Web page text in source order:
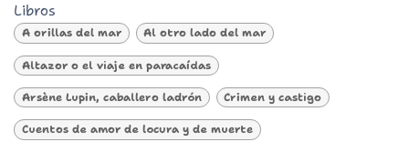
Libros
A orillas del mar Al otro lado del mar
Altazor o el viaje en paracaídas
Arsène Lupin, caballero ladrón Crimen y castigo
Cuentos de amor de locura y de muerte